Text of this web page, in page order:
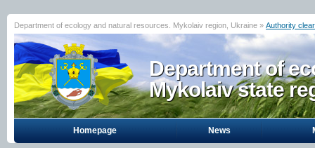
Department of ecology and natural resources. Mykolaiv region, Ukraine » Authority
Department of
Mykolaiv state
Homepage News